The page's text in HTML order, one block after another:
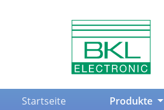
Startseite(current) Produkte